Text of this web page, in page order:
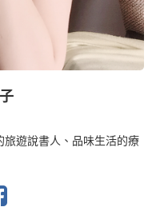
遊說書人、品味生活的療